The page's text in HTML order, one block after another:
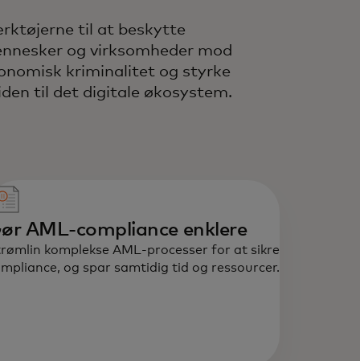
til at beskytte
og virksomheder mod
kriminalitet og styrke
til det digitale økosystem.
AML-compliance enklere
komplekse AML-processer for at sikre
og spar samtidig tid og ressourcer.